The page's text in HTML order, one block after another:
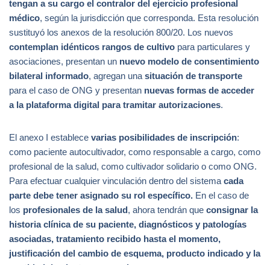
tengan a su cargo el contralor del ejercicio profesional
médico, según la jurisdicción que corresponda. Esta resolución
sustituyó los anexos de la resolución 800/20. Los nuevos
contemplan idénticos rangos de cultivo para particulares y
asociaciones, presentan un nuevo modelo de consentimiento
bilateral informado, agregan una situación de transporte
para el caso de ONG y presentan nuevas formas de acceder
a la plataforma digital para tramitar autorizaciones.
El anexo I establece varias posibilidades de inscripción:
como paciente autocultivador, como responsable a cargo, como
profesional de la salud, como cultivador solidario o como ONG.
Para efectuar cualquier vinculación dentro del sistema cada
parte debe tener asignado su rol específico. En el caso de
los profesionales de la salud, ahora tendrán que consignar la
historia clínica de su paciente, diagnósticos y patologías
asociadas, tratamiento recibido hasta el momento,
justificación del cambio de esquema, producto indicado y la